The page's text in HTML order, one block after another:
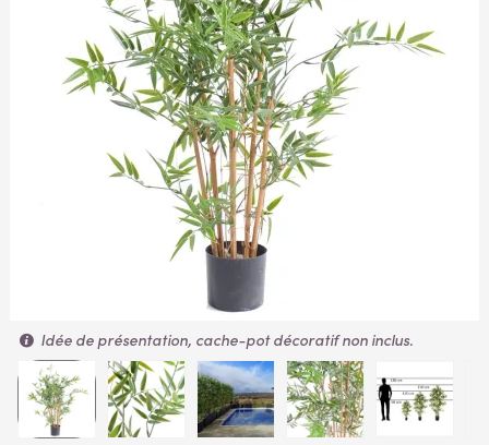
Idée de présentation, cache-pot décoratif non inclus.